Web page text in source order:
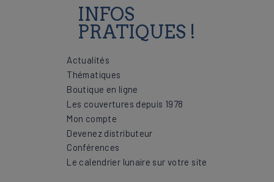
INFOS
PRATIQUES !
Actualités
Thématiques
Boutique en ligne
Les couvertures depuis 1978
Mon compte
Devenez distributeur
Conférences
Le calendrier lunaire sur votre site